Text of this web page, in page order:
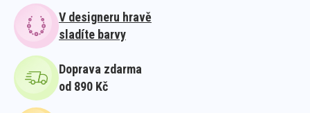
V designeru hravě
sladíte barvy
Doprava zdarma
od 890 Kč